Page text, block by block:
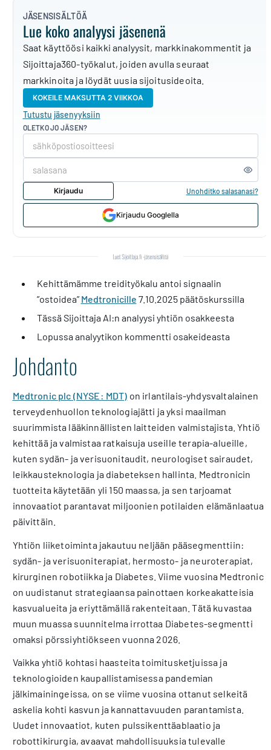
JÄSENSISÄLTÖÄ
Lue koko analyysi jäsenenä
Saat käyttöösi kaikki analyysit, markkinakommentit ja
Sijoittaja360-työkalut, joiden avulla seuraat
markkinoita ja löydät uusia sijoitusideoita.
KOKEILE MAKSUTTA 2 VIIKKOA
Tutustu jäsenyyksiin
OLETKO JO JÄSEN?
Kirjaudu Unohditko salasanasi?
Kirjaudu Googlella
Kehittämämme treidityökalu antoi signaalin
”ostoidea” Medtronicille 7.10.2025 päätöskurssilla
Tässä Sijoittaja AI:n analyysi yhtiön osakkeesta
Lopussa analyytikon kommentti osakeideasta
Johdanto
Medtronic plc (NYSE: MDT) on irlantilais-yhdysvaltalainen
terveydenhuollon teknologiajätti ja yksi maailman
suurimmista lääkinnällisten laitteiden valmistajista. Yhtiö
kehittää ja valmistaa ratkaisuja useille terapia-alueille,
kuten sydän- ja verisuonitaudit, neurologiset sairaudet,
leikkausteknologia ja diabeteksen hallinta. Medtronicin
tuotteita käytetään yli 150 maassa, ja sen tarjoamat
innovaatiot parantavat miljoonien potilaiden elämänlaatua
päivittäin.
Yhtiön liiketoiminta jakautuu neljään pääsegmenttiin:
sydän- ja verisuoniterapiat, hermosto- ja neuroterapiat,
kirurginen robotiikka ja Diabetes. Viime vuosina Medtronic
on uudistanut strategiaansa painottaen korkeakatteisia
kasvualueita ja eriyttämällä rakenteitaan. Tätä kuvastaa
muun muassa suunnitelma irrottaa Diabetes-segmentti
omaksi pörssiyhtiökseen vuonna 2026.
Vaikka yhtiö kohtasi haasteita toimitusketjuissa ja
teknologioiden kaupallistamisessa pandemian
jälkimainingeissa, on se viime vuosina ottanut selkeitä
askelia kohti kasvun ja kannattavuuden parantamista.
Uudet innovaatiot, kuten pulssikenttäablaatio ja
robottikirurgia, avaavat mahdollisuuksia tulevalle